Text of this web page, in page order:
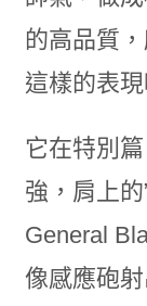
的高品質，
這樣的表現
它在特別
強，肩上
General
像感應砲